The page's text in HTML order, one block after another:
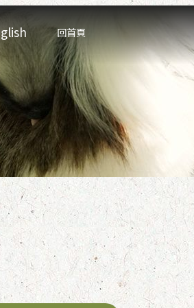
:::
回首頁